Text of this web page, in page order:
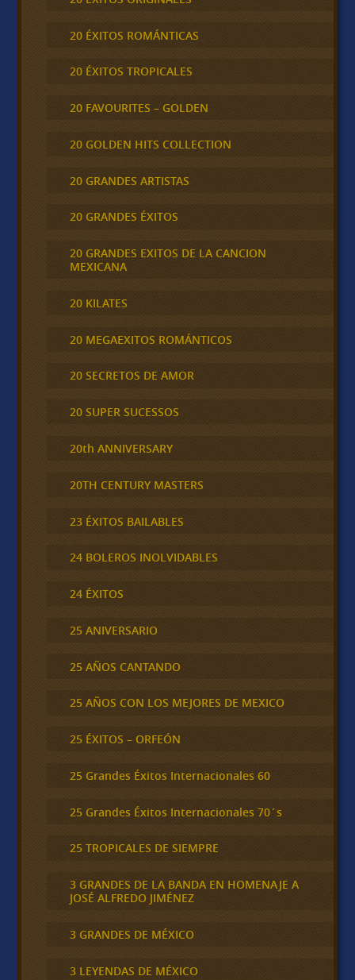
20 ÉXITOS ROMÁNTICAS
20 ÉXITOS TROPICALES
20 FAVOURITES – GOLDEN
20 GOLDEN HITS COLLECTION
20 GRANDES ARTISTAS
20 GRANDES ÉXITOS
20 GRANDES EXITOS DE LA CANCION
MEXICANA
20 KILATES
20 MEGAEXITOS ROMÁNTICOS
20 SECRETOS DE AMOR
20 SUPER SUCESSOS
20th ANNIVERSARY
20TH CENTURY MASTERS
23 ÉXITOS BAILABLES
24 BOLEROS INOLVIDABLES
24 ÉXITOS
25 ANIVERSARIO
25 AÑOS CANTANDO
25 AÑOS CON LOS MEJORES DE MEXICO
25 ÉXITOS – ORFEÓN
25 Grandes Éxitos Internacionales 60
25 Grandes Éxitos Internacionales 70´s
25 TROPICALES DE SIEMPRE
3 GRANDES DE LA BANDA EN HOMENAJE A
JOSÉ ALFREDO JIMÉNEZ
3 GRANDES DE MÉXICO
3 LEYENDAS DE MÉXICO